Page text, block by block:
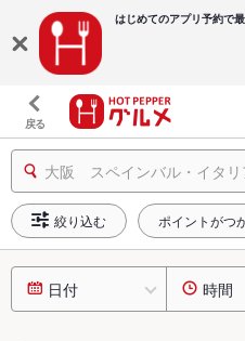
はじめてのアプリ予約で
戻る
大阪 スペインバル・イタリ
絞り込む ポイントがつ
日付 時間